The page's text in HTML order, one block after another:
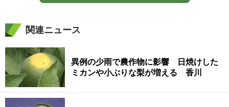
関連ニュース
異例の少雨で農作物に影響 日焼けした
ミカンや小ぶりな梨が増える 香川